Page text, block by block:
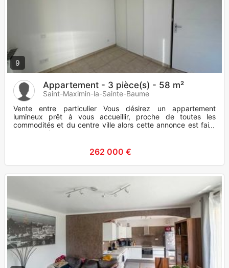
9
Appartement - 3 pièce(s) - 58 m²
Saint-Maximin-la-Sainte-Baume
Vente entre particulier Vous désirez un appartement
lumineux prêt à vous accueillir, proche de toutes les
commodités et du centre ville alors cette annonce est faite
pour vous !
262 000 €